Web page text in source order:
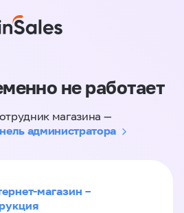
не работает
магазина —
администратора
магазин –